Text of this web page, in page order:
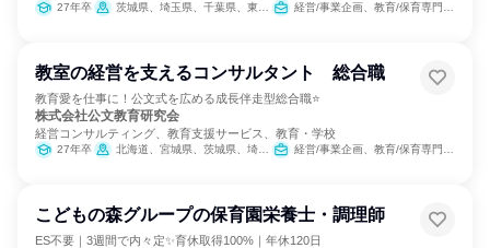
27年卒 茨城県、埼玉県、千葉県、東京都、神奈川県、滋賀県、京都府、大阪府、兵庫県、奈良県 経営/事業企画、教育/保育専門職、営業
教室の経営を支えるコンサルタント 総合職
教育愛を仕事に！公文式を広める成長伴走型総合職⭐
株式会社公文教育研究会
経営コンサルティング、教育支援サービス、教育・学校
27年卒 北海道、宮城県、茨城県、埼玉県、千葉県、東京都、神奈川県、愛知県、滋賀県、京都府、大阪府、兵庫県、奈良県、岡山県、福岡県 経営/事業企画、教育/保育専門職、営業
こどもの森グループの保育園栄養士・調理師
ES不要｜3週間で内々定✨育休取得100%｜年休120日